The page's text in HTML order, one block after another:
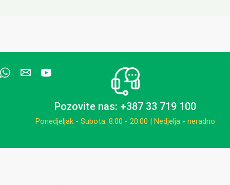
Pozovite nas: +387 33 719 100
Ponedjeljak - Subota: 8:00 - 20:00 | Nedjelja - neradno